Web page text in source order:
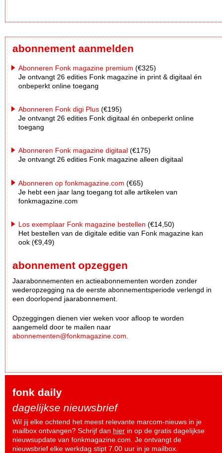
abonnement aanmelden
Abonneren Fonk magazine premium (€325)
Je ontvangt 26 edities Fonk magazine in print & digitaal én
onbeperkt online toegang
Abonneren Fonk digi Plus (€195)
Je ontvangt 26 edities Fonk digitaal én onbeperkt online
toegang
Abonneren Fonk magazine digitaal (€175)
Je ontvangt 26 edities Fonk magazine alleen digitaal
Abonneren op fonkmagazine.com (€65)
Je hebt een jaar lang toegang tot alle artikelen van
fonkmagazine.com
Los exemplaar Fonk magazine bestellen (€14,50)
Het bestellen van de digitale editie van Fonk magazine kan
ook (€9,49)
abonnement opzeggen
Jaarabonnementen en actieabonnementen worden zonder
wederopzegging na de eerste abonnementsperiode verlengd in
een doorlopend jaarabonnement.
Opzeggingen dienen vier weken voor afloop te worden
aangemeld door te mailen naar
abonnementen@fonkmagazine.com
fonk daily
dagelijkse nieuwsbrief
Wil jij elke ochtend het meest relevante marcom-nieuws in je
mailbox ontvangen? Schrijf dan hier in op de gratis dagelijkse
nieuwsupdate van fonkmagazine.com. Je ontvangt de
nieuwsbrief elke werkdag stipt 7.00 uur in je mailbox.